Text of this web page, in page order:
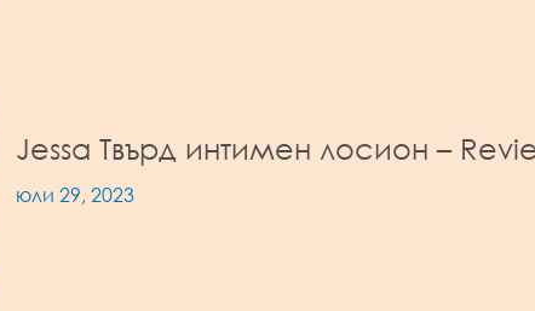
Jessa Твърд интимен лосион –
юли 29, 2023